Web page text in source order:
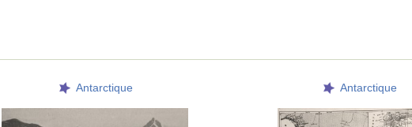
Antarctique Antarctique